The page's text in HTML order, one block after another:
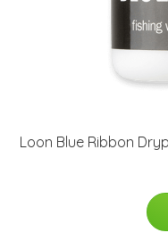
Loon Blue Ribbon